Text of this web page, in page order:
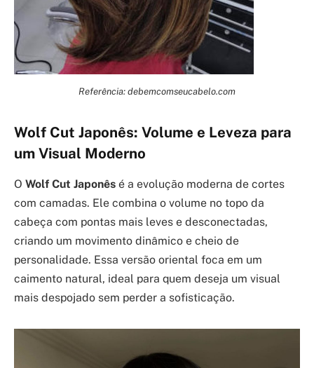
Referência: debemcomseucabelo.com
Wolf Cut Japonês: Volume e Leveza para
um Visual Moderno
O Wolf Cut Japonês é a evolução moderna de cortes
com camadas. Ele combina o volume no topo da
cabeça com pontas mais leves e desconectadas,
criando um movimento dinâmico e cheio de
personalidade. Essa versão oriental foca em um
caimento natural, ideal para quem deseja um visual
mais despojado sem perder a sofisticação.